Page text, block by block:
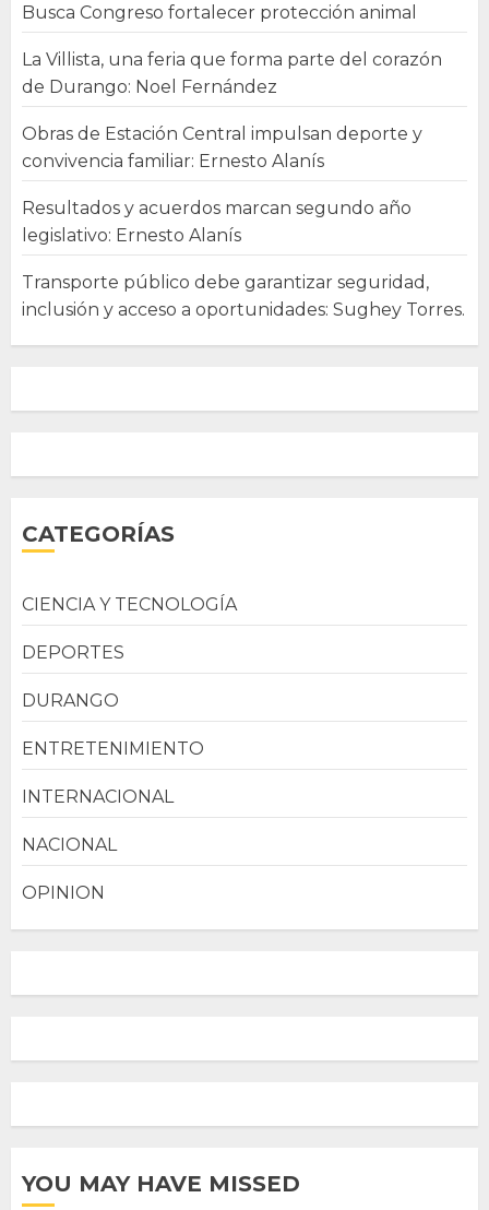
Busca Congreso fortalecer protección animal
La Villista, una feria que forma parte del corazón
de Durango: Noel Fernández
Obras de Estación Central impulsan deporte y
convivencia familiar: Ernesto Alanís
Resultados y acuerdos marcan segundo año
legislativo: Ernesto Alanís
Transporte público debe garantizar seguridad,
inclusión y acceso a oportunidades: Sughey Torres.
CATEGORÍAS
CIENCIA Y TECNOLOGÍA
DEPORTES
DURANGO
ENTRETENIMIENTO
INTERNACIONAL
NACIONAL
OPINION
YOU MAY HAVE MISSED